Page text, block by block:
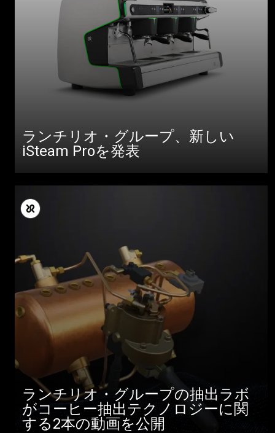
ランチリオ・グループ、新しい
iSteam Proを発表
ランチリオ・グループの抽出ラボ
がコーヒー抽出テクノロジーに関
する2本の動画を公開